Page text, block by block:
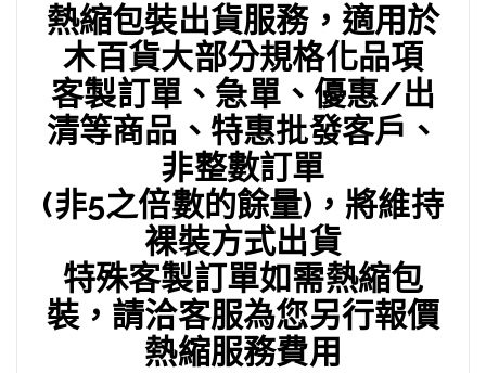
熱縮包裝出貨服務，適用於
木百貨大部分規格化品項
客製訂單、急單、優惠/出
清等商品、特惠批發客戶、
非整數訂單
(非5之倍數的餘量)，將維持
裸裝方式出貨
特殊客製訂單如需熱縮包
裝，請洽客服為您另行報價
熱縮服務費用